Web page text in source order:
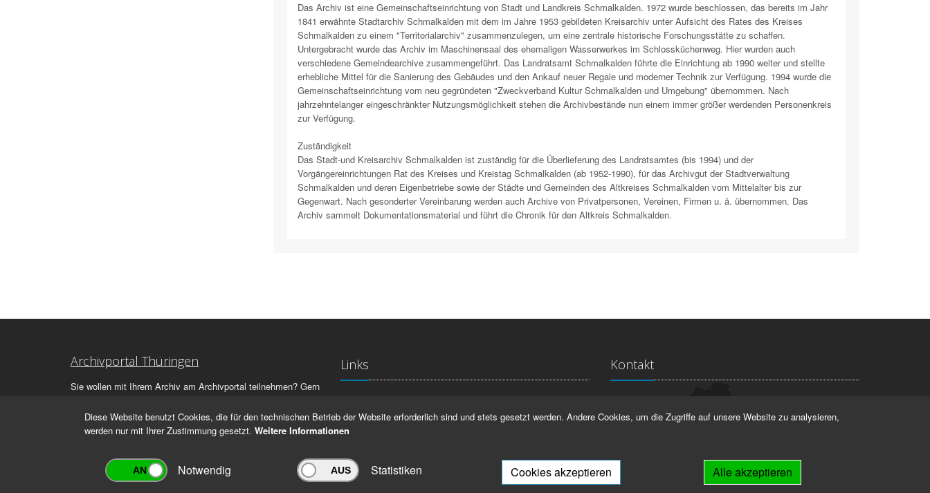
Das Archiv ist eine Gemeinschaftseinrichtung von Stadt und Landkreis Schmalkalden. 1972 wurde beschlossen, das bereits im Jahr
1841 erwähnte Stadtarchiv Schmalkalden mit dem im Jahre 1953 gebildeten Kreisarchiv unter Aufsicht des Rates des Kreises
Schmalkalden zu einem "Territorialarchiv" zusammenzulegen, um eine zentrale historische Forschungsstätte zu schaffen.
Untergebracht wurde das Archiv im Maschinensaal des ehemaligen Wasserwerkes im Schlossküchenweg. Hier wurden auch
verschiedene Gemeindearchive zusammengeführt. Das Landratsamt Schmalkalden führte die Einrichtung ab 1990 weiter und stellte
erhebliche Mittel für die Sanierung des Gebäudes und den Ankauf neuer Regale und moderner Technik zur Verfügung. 1994 wurde die
Gemeinschaftseinrichtung vom neu gegründeten "Zweckverband Kultur Schmalkalden und Umgebung" übernommen. Nach
jahrzehntelanger eingeschränkter Nutzungsmöglichkeit stehen die Archivbestände nun einem immer größer werdenden Personenkreis
zur Verfügung.
Zuständigkeit
Das Stadt-und Kreisarchiv Schmalkalden ist zuständig für die Überlieferung des Landratsamtes (bis 1994) und der
Vorgängereinrichtungen Rat des Kreises und Kreistag Schmalkalden (ab 1952-1990), für das Archivgut der Stadtverwaltung
Schmalkalden und deren Eigenbetriebe sowie der Städte und Gemeinden des Altkreises Schmalkalden vom Mittelalter bis zur
Gegenwart. Nach gesonderter Vereinbarung werden auch Archive von Privatpersonen, Vereinen, Firmen u. ä. übernommen. Das
Archiv sammelt Dokumentationsmaterial und führt die Chronik für den Altkreis Schmalkalden.
Archivportal Thüringen
Sie wollen mit Ihrem Archiv am Archivportal teilnehmen? Gern
Links
HILFE
Kontakt
Marstallstr. 2
Diese Website benutzt Cookies, die für den technischen Betrieb der Website erforderlich sind und stets gesetzt werden. Andere Cookies, um die Zugriffe auf unsere Website zu analysieren,
werden nur mit Ihrer Zustimmung gesetzt. Weitere Informationen
Notwendig Statistiken Cookies akzeptieren Alle akzeptieren